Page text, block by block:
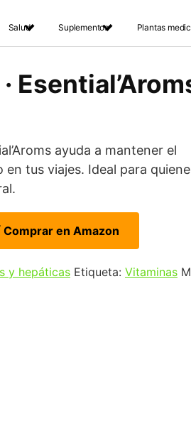
Salud Suplementos Plantas
ayuda a mantener el
tus viajes. Ideal para
Comprar en Amazon
y hepáticas Etiqueta: Vitaminas